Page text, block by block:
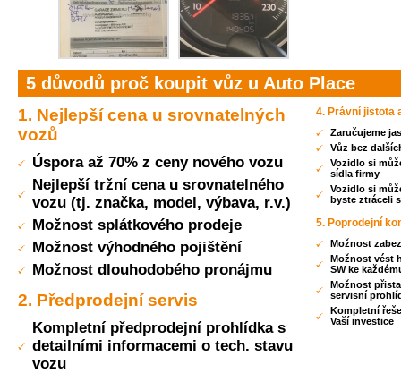
5 důvodů proč koupit vůz u Auto Place
1. Nejlepší cena u srovnatelných
vozů
Úspora až 70% z ceny nového vozu
Nejlepší tržní cena u srovnatelného
vozu (tj. značka, model, výbava, r.v.)
Možnost splátkového prodeje
Možnost výhodného pojištění
Možnost dlouhodobého pronájmu
2. Předprodejní servis
Kompletní předprodejní prohlídka s
detailními informacemi o tech. stavu
vozu
4. Právní jistota
Zaručujeme
Vůz bez
Vozidlo si
sídla firmy
Vozidlo si
byste ztráceli
5. Poprodejní
Možnost
Možnost vést
SW ke
Možnost
servisní
Kompletní
Vaší investice